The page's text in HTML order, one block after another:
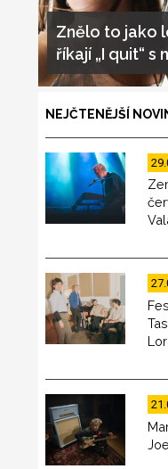
Znělo to jako
říkají „I quit“ s
NEJČTENĚJŠÍ